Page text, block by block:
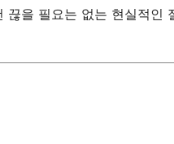
끊을 필요는 없는 현실적인